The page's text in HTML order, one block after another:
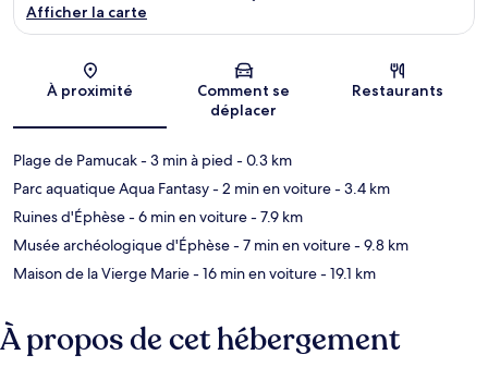
Carte
Afficher la carte
À proximité
Comment se
déplacer
Restaurants
Plage de Pamucak- 3 min à pied - 0.3 km
Parc aquatique Aqua Fantasy- 2 min en voiture- 3.4 km
Ruines d'Éphèse- 6 min en voiture- 7.9 km
Musée archéologique d'Éphèse- 7 min en voiture- 9.8 km
Maison de la Vierge Marie- 16 min en voiture- 19.1 km
À propos de cet hébergement